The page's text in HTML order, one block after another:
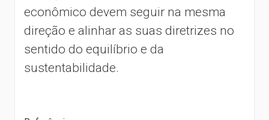
econômico devem seguir na mesma
direção e alinhar as suas diretrizes no
sentido do equilíbrio e da
sustentabilidade.